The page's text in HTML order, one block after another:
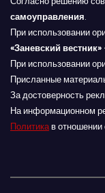
самоуправления.
При использовании
«Заневский вестник»
При использовании
Присланные
За достоверность
На информационном
Политикав отношении